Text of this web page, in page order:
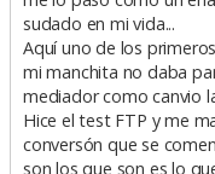
sudado en mi vida...
Aquí uno de los
mi manchita no daba
mediador como canvio
Hice el test FTP y me
conversón que se
son los que son es lo